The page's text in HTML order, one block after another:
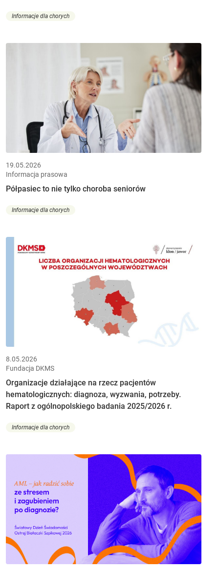
Informacje dla chorych
19.05.2026
Informacja prasowa
Półpasiec to nie tylko choroba seniorów
Informacje dla chorych
8.05.2026
Fundacja DKMS
Organizacje działające na rzecz pacjentów
hematologicznych: diagnoza, wyzwania, potrzeby.
Raport z ogólnopolskiego badania 2025/2026 r.
Informacje dla chorych